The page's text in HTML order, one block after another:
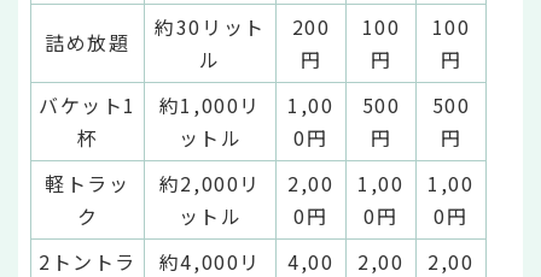
詰め放題
約30リット
ル
200
円
100
円
100
円
バケット1
杯
約1,000リ
ットル
1,00
0円
500
円
500
円
軽トラッ
ク
約2,000リ
ットル
2,00
0円
1,00
0円
1,00
0円
2トントラ
約4,000リ
4,00
2,00
2,00